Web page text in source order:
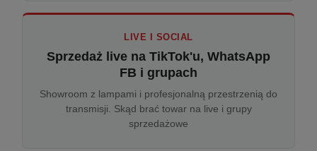
LIVE I SOCIAL
Sprzedaż live na TikTok'u, WhatsApp
FB i grupach
Showroom z lampami i profesjonalną przestrzenią do
transmisji. Skąd brać towar na live i grupy
sprzedażowe